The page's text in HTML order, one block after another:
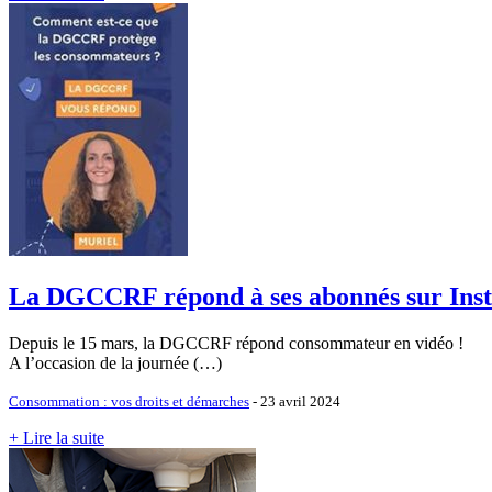
La DGCCRF répond à ses abonnés sur
Depuis le 15 mars, la DGCCRF répond consommateur en vidéo !
A l’occasion de la journée (…)
Consommation : vos droits et démarches - 23 avril 2024
+ Lire la suite